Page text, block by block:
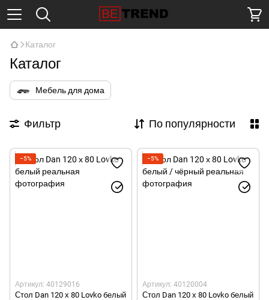
Каталог
Каталог
Мебель для дома
Фильтр По популярности
−5%
Артикул: 40129016
Стол Dan 120 х 80 Lovko белый
−5%
Артикул: 40120004
Стол Dan 120 х 80 Lovko белый